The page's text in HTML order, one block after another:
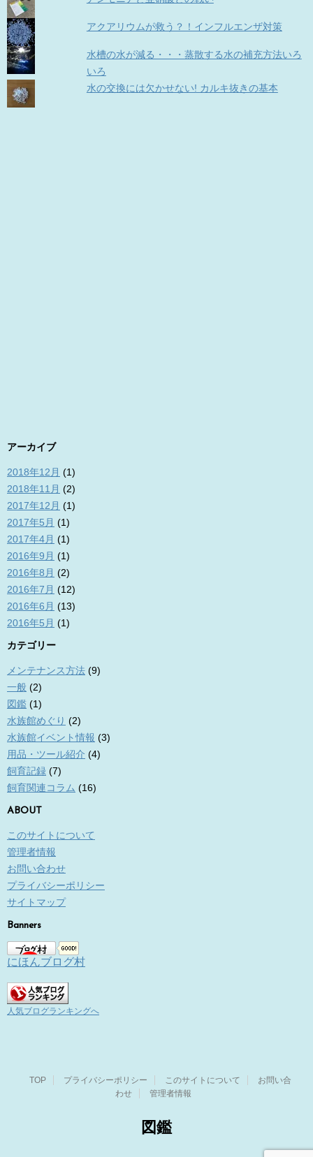
アクアリウムが救う？！インフルエンザ対策
水槽の水が減る・・・蒸散する水の補充方法いろ
いろ
水の交換には欠かせない! カルキ抜きの基本
アーカイブ
2018年12月 (1)
2018年11月 (2)
2017年12月 (1)
2017年5月 (1)
2017年4月 (1)
2016年9月 (1)
2016年8月 (2)
2016年7月 (12)
2016年6月 (13)
2016年5月 (1)
カテゴリー
メンテナンス方法 (9)
一般 (2)
図鑑 (1)
水族館めぐり (2)
水族館イベント情報 (3)
用品・ツール紹介 (4)
飼育記録 (7)
飼育関連コラム (16)
ABOUT
このサイトについて
管理者情報
お問い合わせ
プライバシーポリシー
サイトマップ
Banners
にほんブログ村
人気ブログランキングへ
TOP プライバシーポリシー このサイトについて
お問い合
わせ
管理者情報
図鑑